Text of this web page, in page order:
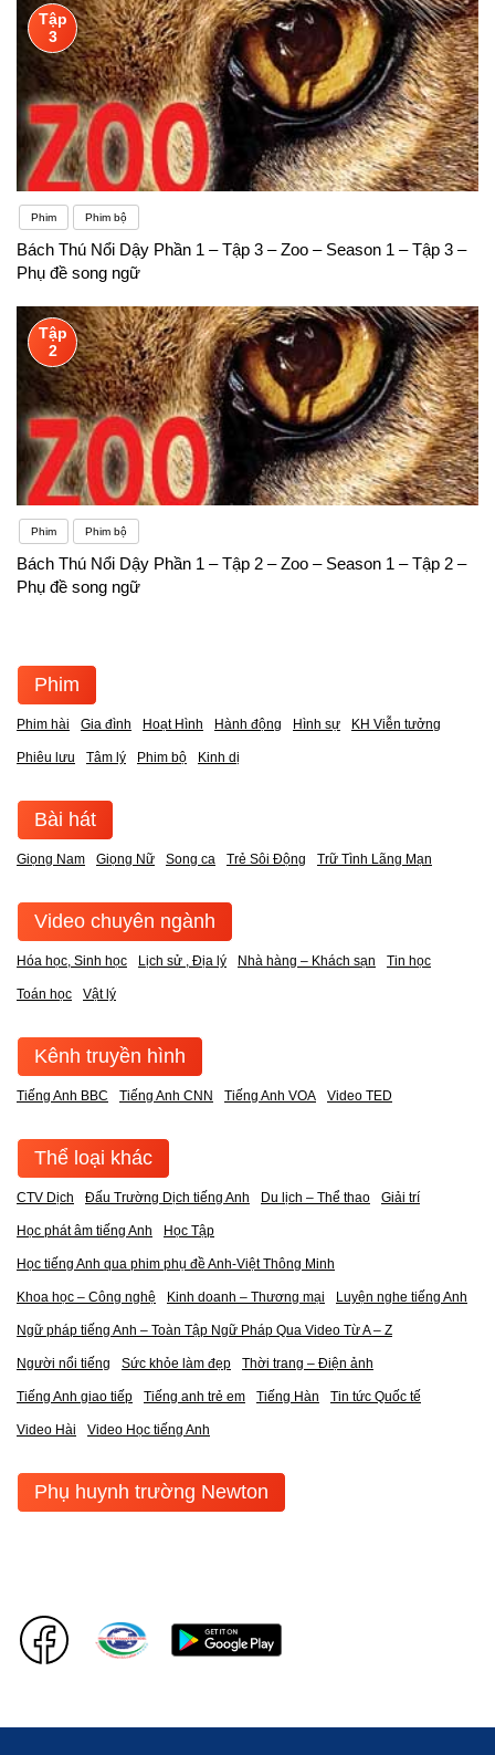
Tập
3
Phim Phim bộ
Bách Thú Nổi Dậy Phần 1 – Tập 3 – Zoo – Season 1 – Tập 3 –
Phụ đề song ngữ
Tập
2
Phim Phim bộ
Bách Thú Nổi Dậy Phần 1 – Tập 2 – Zoo – Season 1 – Tập 2 –
Phụ đề song ngữ
Phim
Phim hài Gia đình Hoạt Hình Hành động Hình sự KH Viễn tưởng
Phiêu lưu Tâm lý Phim bộ Kinh dị
Bài hát
Giọng Nam Giọng Nữ Song ca Trẻ Sôi Động Trữ Tình Lãng Mạn
Video chuyên ngành
Hóa học, Sinh học Lịch sử , Địa lý Nhà hàng – Khách sạn Tin học
Toán học Vật lý
Kênh truyền hình
Tiếng Anh BBC Tiếng Anh CNN Tiếng Anh VOA Video TED
Thể loại khác
CTV Dịch Đấu Trường Dịch tiếng Anh Du lịch – Thể thao Giải trí
Học phát âm tiếng Anh Học Tập
Học tiếng Anh qua phim phụ đề Anh-Việt Thông Minh
Khoa học – Công nghệ Kinh doanh – Thương mại Luyện nghe tiếng Anh
Ngữ pháp tiếng Anh – Toàn Tập Ngữ Pháp Qua Video Từ A – Z
Người nổi tiếng Sức khỏe làm đẹp Thời trang – Điện ảnh
Tiếng Anh giao tiếp Tiếng anh trẻ em Tiếng Hàn Tin tức Quốc tế
Video Hài Video Học tiếng Anh
Phụ huynh trường Newton